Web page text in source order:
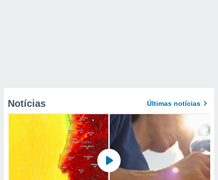
Notícias Últimas notícias